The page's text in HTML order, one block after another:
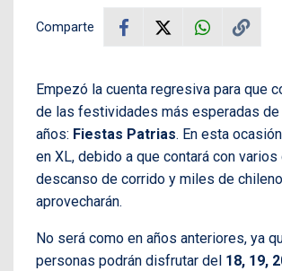
Comparte
Empezó la cuenta regresiva para que
de las festividades más esperadas
años: Fiestas Patrias. En esta
en XL, debido a que contará con
descanso de corrido y miles de
aprovecharán.
No será como en años anteriores, ya
personas podrán disfrutar del 18, 19,